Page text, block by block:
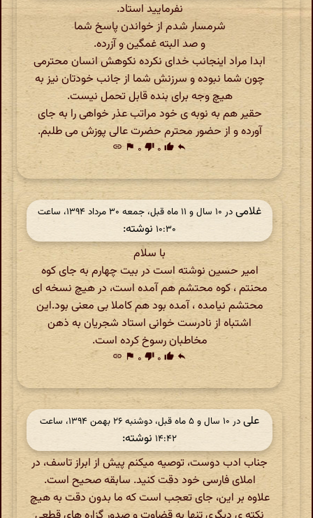
نفرمایید استاد.
شرمسار شدم از خواندن پاسخ شما
و صد البته غمگین و آزرده.
ابدا مراد اینجانب خدای نکرده نکوهش انسان محترمی
چون شما نبوده و سرزنش شما از جانب خودتان نیز به
هیچ وجه برای بنده قابل تحمل نیست.
حقیر هم به نوبه ی خود مراتب عذر خواهی را به جای
آورده و از حضور محترم حضرت عالی پوزش می طلبم.
reply
thumb_up ۰ thumb_down ۰ flag
link
غلامی
در ‫۱۰ سال و ۱۱ ماه قبل، جمعه ۳۰ مرداد ۱۳۹۴، ساعت
۱۰:۳۰ نوشته:
با سلام
امیر حسین نوشته است در بیت چهارم به جای کوه
محنتم ، کوه محتشم هم آمده است، در هیچ نسخه ای
محتشم نیامده ، آمده بود هم کاملا بی معنی بود.این
اشتباه از نادرست خوانی استاد شجریان به ذهن
مخاطبان رسوخ کرده است.
reply
thumb_up ۰ thumb_down ۰ flag
link
علی
در ‫۱۰ سال و ۵ ماه قبل، دوشنبه ۲۶ بهمن ۱۳۹۴، ساعت
۱۴:۴۲ نوشته:
جناب ادب دوست، توصیه میکنم پیش از ابراز تاسف، در
املای فارسی خود دقت کنید. سابقه صحیح است.
علاوه بر این، جای تعجب است که ما بدون دقت به هیچ